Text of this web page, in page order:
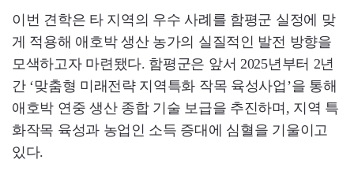
이번 견학은 타 지역의 우수 사례를 함평군 실정에 맞
게 적용해 애호박 생산 농가의 실질적인 발전 방향을
모색하고자 마련됐다. 함평군은 앞서 2025년부터 2년
간 ‘맞춤형 미래전략 지역특화 작목 육성사업’을 통해
애호박 연중 생산 종합 기술 보급을 추진하며, 지역 특
화작목 육성과 농업인 소득 증대에 심혈을 기울이고
있다.